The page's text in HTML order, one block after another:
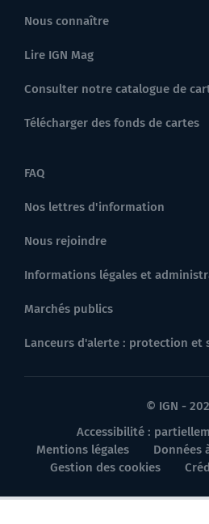
Nous connaître
Lire IGN Mag
Consulter notre catalogue de
Télécharger des fonds de cartes
FAQ
Nos lettres d'information
Nous rejoindre
Informations légales et
Marchés publics
Lanceurs d'alerte : protection et
© IGN -
Accessibilité :
Mentions légales
Données
Gestion des cookies